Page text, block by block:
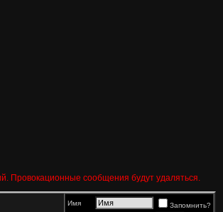
Провокационные сообщения будут удаляться.
Имя
Запомнить?